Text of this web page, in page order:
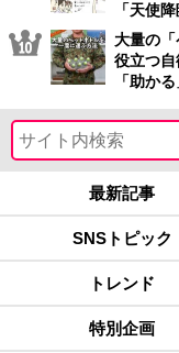
「天使降
大量の
役立つ自
「助かる
最新記事
SNSトピック
トレンド
特別企画